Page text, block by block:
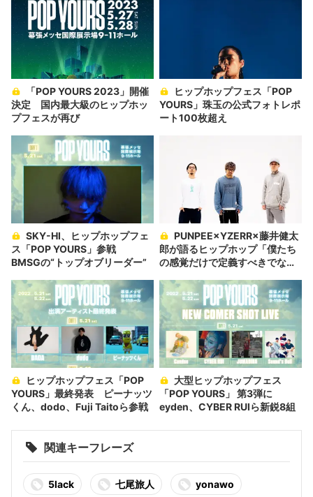
決定 国内最大級のヒップホッ
プフェスが再び
YOURS」珠玉の公式フォトレポ
ート100枚超え
ス「POP YOURS」参戦
BMSGの“トップオブリーダー”
郎が語るヒップホップ「僕たち
の感覚だけで定義すべきでな
YOURS」最終発表 ピーナッツ
くん、dodo、Fuji Taitoら参戦
「POP YOURS」 第3弾に
eyden、CYBER RUIら新鋭8組
関連キーフレーズ
5lack 七尾旅人 yonawo